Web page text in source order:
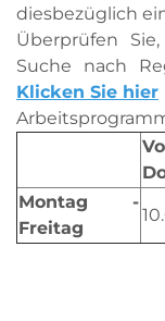
diesbezüglich
Überprüfen
Suche nach
Klicken Sie hier
Montag -
Freitag